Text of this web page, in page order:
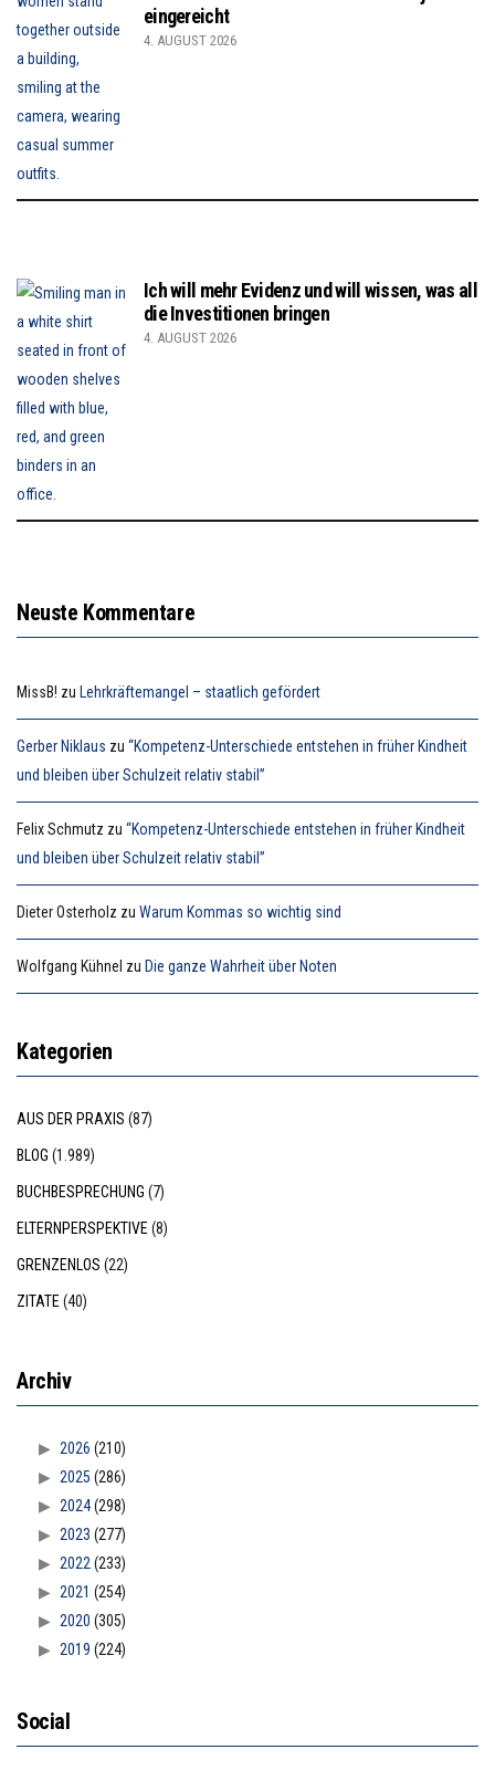
eingereicht
4. AUGUST 2026
Ich will mehr Evidenz und will wissen, was all
die Investitionen bringen
4. AUGUST 2026
Neuste Kommentare
MissB! zu Lehrkräftemangel – staatlich gefördert
Gerber Niklaus zu “Kompetenz-Unterschiede entstehen in früher Kindheit
und bleiben über Schulzeit relativ stabil”
Felix Schmutz zu “Kompetenz-Unterschiede entstehen in früher Kindheit
und bleiben über Schulzeit relativ stabil”
Dieter Osterholz zu Warum Kommas so wichtig sind
Wolfgang Kühnel zu Die ganze Wahrheit über Noten
Kategorien
AUS DER PRAXIS (87)
BLOG (1.989)
BUCHBESPRECHUNG (7)
ELTERNPERSPEKTIVE(8)
GRENZENLOS (22)
ZITATE(40)
Archiv
2026 (210)
2025 (286)
2024(298)
2023 (277)
2022(233)
2021 (254)
2020 (305)
2019 (224)
Social